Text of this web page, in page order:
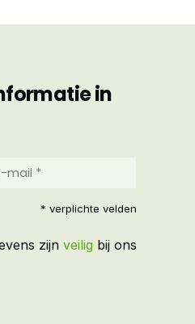
in
* verplichte velden
zijn veilig bij ons